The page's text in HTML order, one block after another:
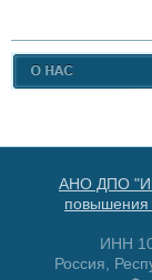
АНО ДПО
повышения
ИНН
Россия,